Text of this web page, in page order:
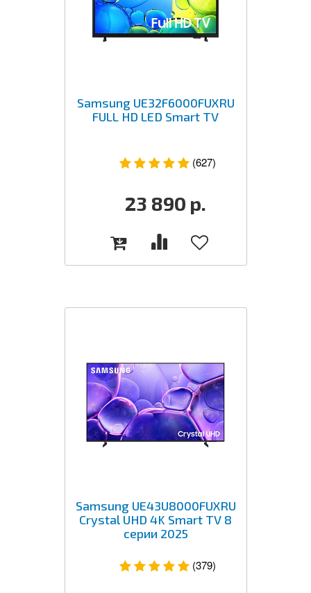
Samsung UE32F6000FUXRU
FULL HD LED Smart TV
(627)
23 890 р.
Samsung UE43U8000FUXRU
Crystal UHD 4K Smart TV 8
серии 2025
(379)